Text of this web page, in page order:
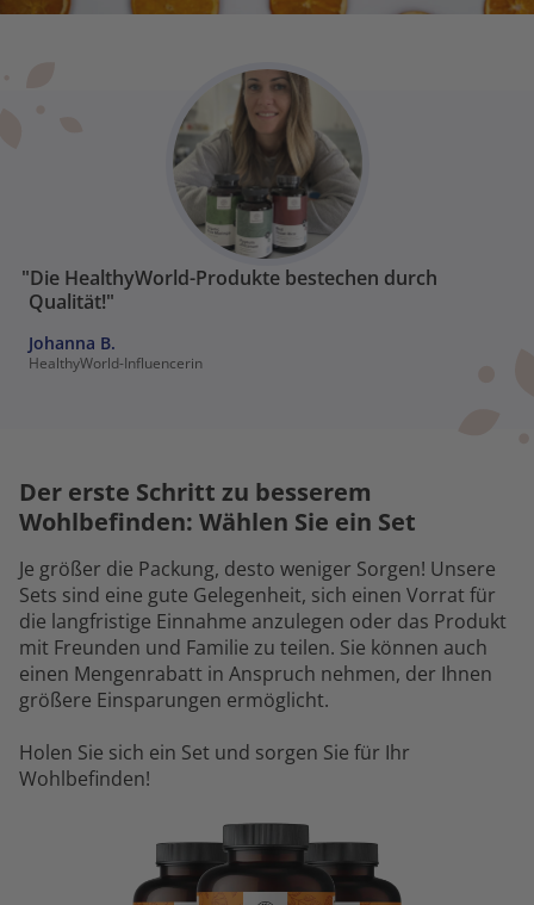
"Die HealthyWorld-Produkte bestechen durch
Qualität!"
Johanna B.
HealthyWorld-Influencerin
Der erste Schritt zu besserem
Wohlbefinden: Wählen Sie ein Set
Je größer die Packung, desto weniger Sorgen! Unsere
Sets sind eine gute Gelegenheit, sich einen Vorrat für
die langfristige Einnahme anzulegen oder das Produkt
mit Freunden und Familie zu teilen. Sie können auch
einen Mengenrabatt in Anspruch nehmen, der Ihnen
größere Einsparungen ermöglicht.
Holen Sie sich ein Set und sorgen Sie für Ihr
Wohlbefinden!